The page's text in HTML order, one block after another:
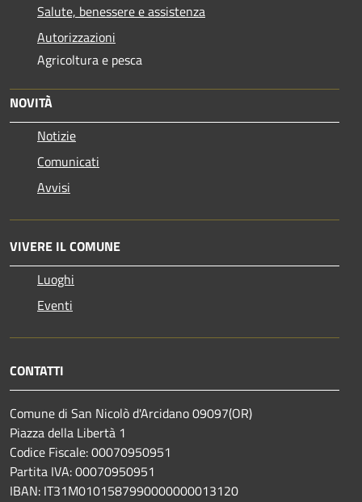
Salute, benessere e assistenza
Autorizzazioni
Agricoltura e pesca
NOVITÀ
Notizie
Comunicati
Avvisi
VIVERE IL COMUNE
Luoghi
Eventi
CONTATTI
Comune di San Nicolò d'Arcidano 09097(OR)
Piazza della Libertà 1
Codice Fiscale: 00070950951
Partita IVA: 00070950951
IBAN: IT31M0101587990000000013120